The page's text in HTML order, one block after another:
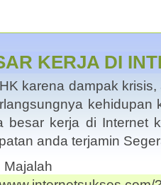
KERJA DI
karena dampak
kehidupan
besar kerja di Internet
anda terjamin
Majalah